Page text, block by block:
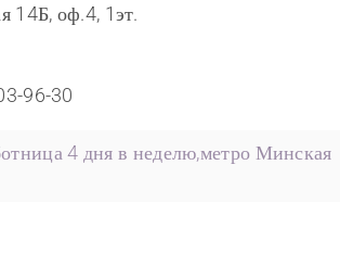
14Б, оф.4, 1эт.
96-30
4 дня в неделю,метро Минская